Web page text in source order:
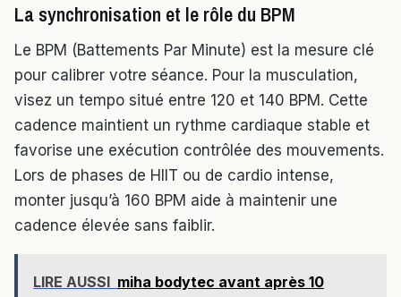
La synchronisation et le rôle du BPM
Le BPM (Battements Par Minute) est la mesure clé
pour calibrer votre séance. Pour la musculation,
visez un tempo situé entre 120 et 140 BPM. Cette
cadence maintient un rythme cardiaque stable et
favorise une exécution contrôlée des mouvements.
Lors de phases de HIIT ou de cardio intense,
monter jusqu’à 160 BPM aide à maintenir une
cadence élevée sans faiblir.
LIRE AUSSI miha bodytec avant après 10